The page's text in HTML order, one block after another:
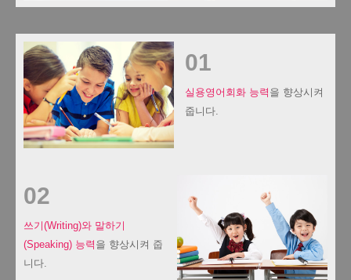
01
실용영어회화 능력 을 향상시켜
줍니다.
02
쓰기(Writing)와 말하기
(Speaking) 능력 을 향상시켜 줍
니다.